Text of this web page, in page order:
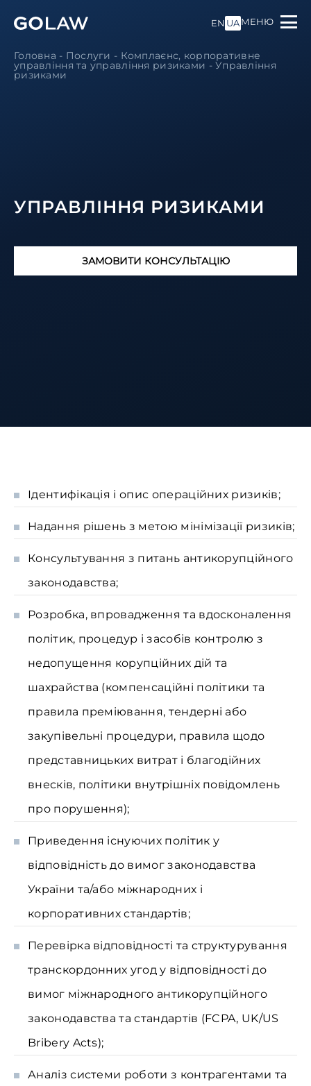
EN UAМЕНЮ
Головна - Послуги - Комплаєнс, корпоративне
управління та управління ризиками -Управління
ризиками
УПРАВЛІННЯ РИЗИКАМИ
ЗАМОВИТИ КОНСУЛЬТАЦІЮ
Ідентифікація і опис операційних ризиків;
Надання рішень з метою мінімізації ризиків;
Консультування з питань антикорупційного
законодавства;
Розробка, впровадження та вдосконалення
політик, процедур і засобів контролю з
недопущення корупційних дій та
шахрайства (компенсаційні політики та
правила преміювання, тендерні або
закупівельні процедури, правила щодо
представницьких витрат і благодійних
внесків, політики внутрішніх повідомлень
про порушення);
Приведення існуючих політик у
відповідність до вимог законодавства
України та/або міжнародних і
корпоративних стандартів;
Перевірка відповідності та структурування
транскордонних угод у відповідності до
вимог міжнародного антикорупційного
законодавства та стандартів (FCPA, UK/US
Bribery Acts);
Аналіз системи роботи з контрагентами та